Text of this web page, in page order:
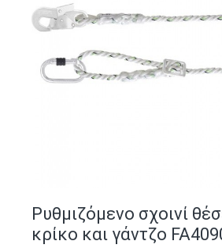
Ρυθμιζόμενο σχοινί
κρίκο και γάντζο